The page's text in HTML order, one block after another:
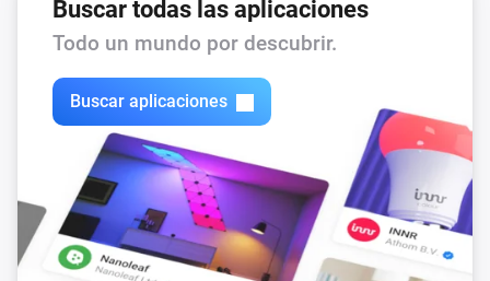
Buscar todas las aplicaciones
Todo un mundo por descubrir.
Buscar aplicaciones